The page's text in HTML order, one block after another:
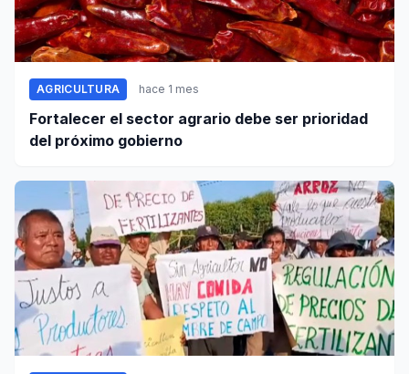
AGRICULTURA hace 1 mes
Fortalecer el sector agrario debe ser prioridad
del próximo gobierno